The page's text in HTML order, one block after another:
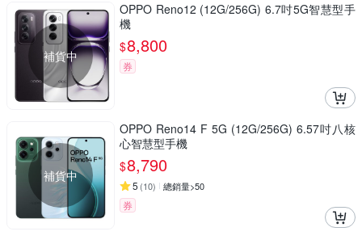
補貨中
OPPO Reno12 (12G/256G) 6.7吋5G智慧型手
機
$8,800
券
補貨中
OPPO Reno14 F 5G (12G/256G) 6.57吋八核
心智慧型手機
$8,790
5 (10) 總銷量>50
券